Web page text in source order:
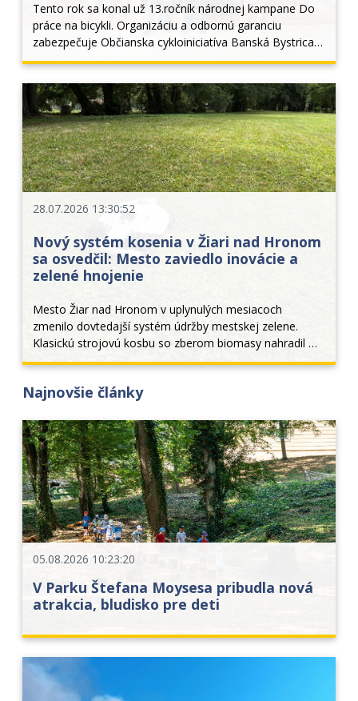
Tento rok sa konal už 13.ročník národnej kampane Do
práce na bicykli. Organizáciu a odbornú garanciu
zabezpečuje Občianska cykloiniciatíva Banská Bystrica,
hlavným vyhlasovateľom je národný cyklokoordinátor
28.07.2026 13:30:52
Nový systém kosenia v Žiari nad Hronom
sa osvedčil: Mesto zaviedlo inovácie a
zelené hnojenie
Mesto Žiar nad Hronom v uplynulých mesiacoch
zmenilo dovtedajší systém údržby mestskej zelene.
Klasickú strojovú kosbu so zberom biomasy nahradil
moderný režim permanentného kosenia a mulčovania.
p
Najnovšie články
05.08.2026 10:23:20
V Parku Štefana Moysesa pribudla nová
atrakcia, bludisko pre deti